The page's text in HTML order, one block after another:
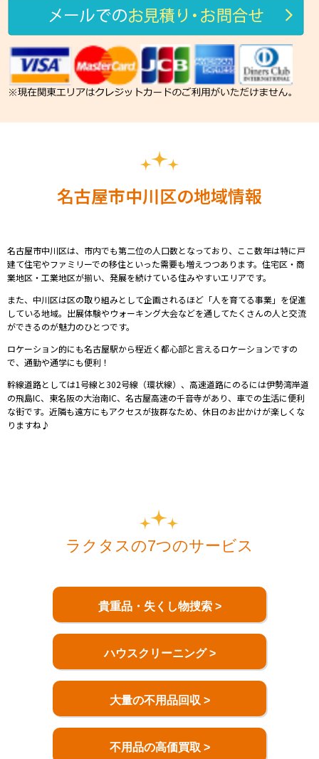
名古屋市中川区の地域情報
名古屋市中川区は、市内でも第二位の人口数となっており、ここ数年は特に戸
建て住宅やファミリーでの移住といった需要も増えつつあります。住宅区・商
業地区・工業地区が揃い、発展を続けている住みやすいエリアです。
また、中川区は区の取り組みとして企画されるほど「人を育てる事業」を促進
している地域。出展体験やウォーキング大会などを通してたくさんの人と交流
ができるのが魅力のひとつです。
ロケーション的にも名古屋駅から程近く都心部と言えるロケーションですの
で、通勤や通学にも便利！
幹線道路としては1号線と302号線（環状線）、高速道路にのるには伊勢湾岸道
の飛島IC、東名阪の大治南IC、名古屋高速の千音寺があり、車での生活に便利
な街です。 近隣も遠方にもアクセスが抜群なため、休日のお出かけが楽しくな
りますね♪
ラクタスの7つのサービス
貴重品・失くし物捜索 >
ハウスクリーニング >
大量の不用品回収 >
不用品の高価買取 >